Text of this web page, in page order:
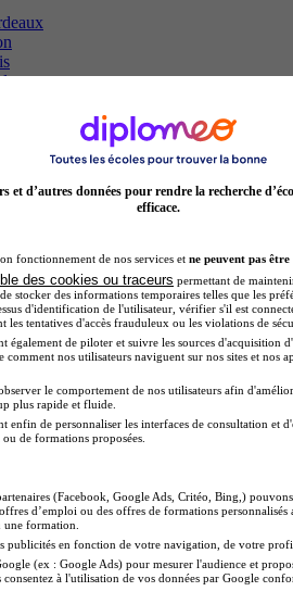
à Bordeaux
Angers
par alternance
en alternance
et d’autres données pour rendre la recherche
efficace.
fonctionnement de nos services et ne peuvent pas être
des cookies ou traceurs permettant de
stocker des informations temporaires telles que les
d'identification de l'utilisateur, vérifier s'il est
les tentatives d'accès frauduleux ou les violations de
également de piloter et suivre les sources d'acquisition
comment nos utilisateurs naviguent sur nos sites et nos
le comportement de nos utilisateurs afin
plus rapide et fluide.
enfin de personnaliser les interfaces de consultation et
de formations proposées.
(Facebook, Google Ads, Critéo, Bing,)
d’emploi ou des offres de formations
formation.
publicités en fonction de votre navigation, de votre
(ex : Google Ads) pour mesurer l'audience et
consentez à l'utilisation de vos données par Google